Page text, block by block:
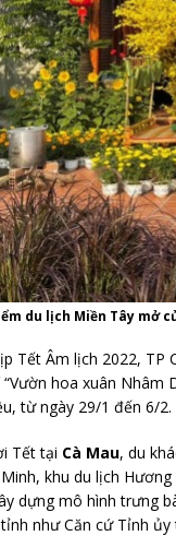
du lịch Miền Tây mở
Tết Âm lịch 2022, TP
hoa xuân Nhâm
từ ngày 29/1 đến 6/2.
Tết tại Cà Mau, du
Minh, khu du lịch
dựng mô hình trưng
như Căn cứ Tỉnh